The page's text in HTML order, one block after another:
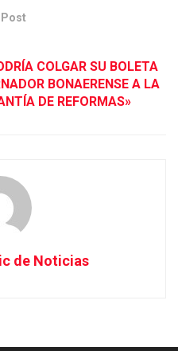
Post
COLGAR SU BOLETA
BONAERENSE A LA
DE REFORMAS»
de Noticias